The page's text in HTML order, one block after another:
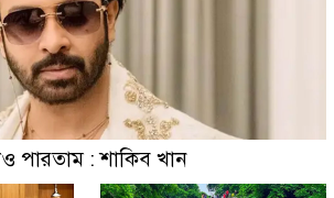
পারতাম : শাকিব খান